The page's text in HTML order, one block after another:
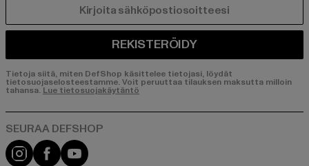
REKISTERÖIDY
Tietoja siitä, miten DefShop käsittelee tietojasi, löydät
tietosuojaselosteestamme. Voit peruuttaa tilauksen maksutta milloin
tahansa. Lue tietosuojakäytäntö
Visit our Instagram page:
Visit our Facebook page:
Visit our YouTube channel: